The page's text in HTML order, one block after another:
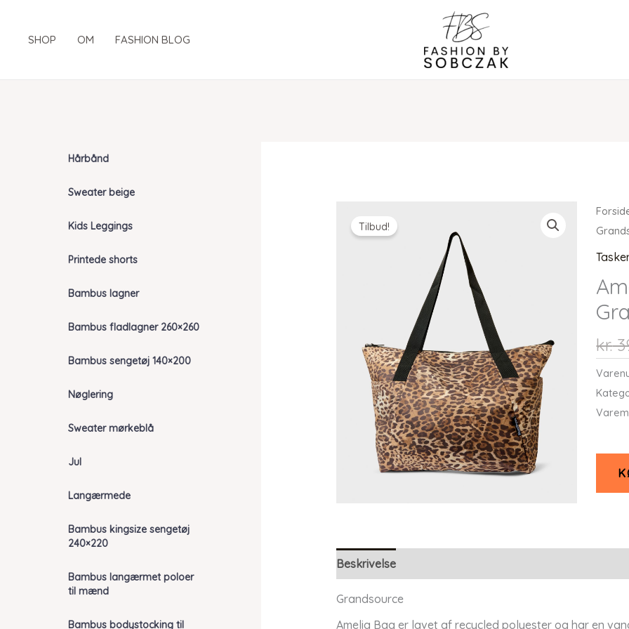
SHOP OM FASHION BLOG
Hårbånd
Sweater beige
Kids Leggings
Printede shorts
Bambus lagner
Bambus fladlagner 260×260
Bambus sengetøj 140×200
Nøglering
Sweater mørkeblå
Jul
Langærmede
Bambus kingsize sengetøj
240×220
Bambus langærmet poloer
til mænd
Bambus bodystocking til
Tilbud!
kr.
Beskrivelse
Grandsource
Amelia Bag er lavet af recycled polyester og har en